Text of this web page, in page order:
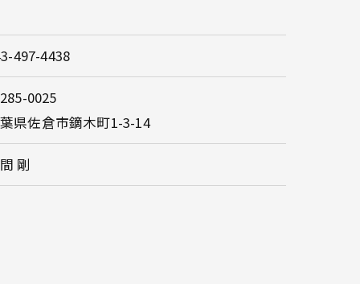
497-4438
0025
県佐倉市鏑木町1-3-14
剛